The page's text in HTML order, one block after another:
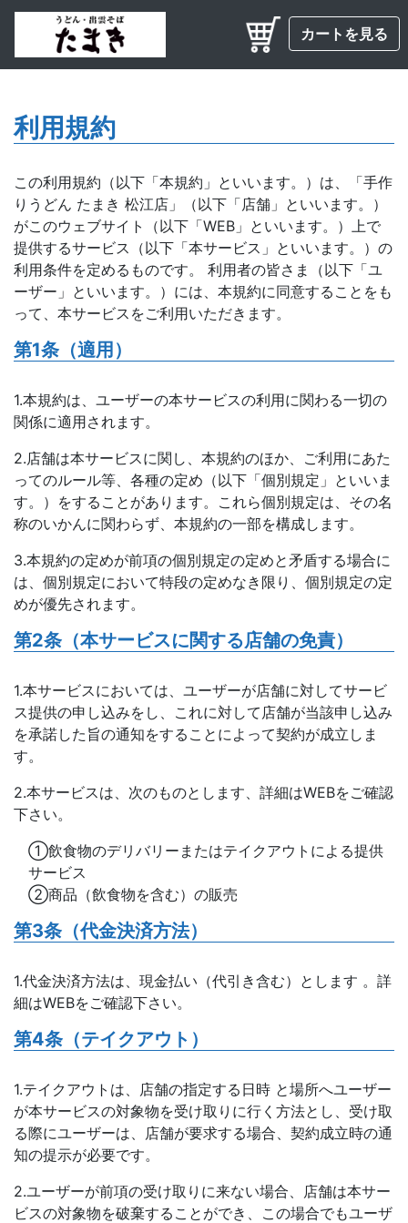
カートを見る
利用規約
この利用規約（以下「本規約」といいます。）は、「手作
りうどん たまき 松江店」（以下「店舗」といいます。）
がこのウェブサイト（以下「WEB」といいます。）上で
提供するサービス（以下「本サービス」といいます。）の
利用条件を定めるものです。 利用者の皆さま（以下「ユ
ーザー」といいます。）には、本規約に同意することをも
って、本サービスをご利用いただきます。
第1条（適用）
1.本規約は、ユーザーの本サービスの利用に関わる一切の
関係に適用されます。
2.店舗は本サービスに関し、本規約のほか、ご利用にあた
ってのルール等、各種の定め（以下「個別規定」といいま
す。）をすることがあります。これら個別規定は、その名
称のいかんに関わらず、本規約の一部を構成します。
3.本規約の定めが前項の個別規定の定めと矛盾する場合に
は、個別規定において特段の定めなき限り、個別規定の定
めが優先されます。
第2条（本サービスに関する店舗の免責）
1.本サービスにおいては、ユーザーが店舗に対してサービ
ス提供の申し込みをし、これに対して店舗が当該申し込み
を承諾した旨の通知をすることによって契約が成立しま
す。
2.本サービスは、次のものとします、詳細はWEBをご確認
下さい。
①飲食物のデリバリーまたはテイクアウトによる提供
サービス
②商品（飲食物を含む）の販売
第3条（代金決済方法）
1.代金決済方法は、現金払い（代引き含む）とします 。詳
細はWEBをご確認下さい。
第4条（テイクアウト）
1.テイクアウトは、店舗の指定する日時 と場所へユーザー
が本サービスの対象物を受け取りに行く方法とし、受け取
る際にユーザーは、店舗が要求する場合、契約成立時の通
知の提示が必要です。
2.ユーザーが前項の受け取りに来ない場合、店舗は本サー
ビスの対象物を破棄することができ、この場合でもユーザ